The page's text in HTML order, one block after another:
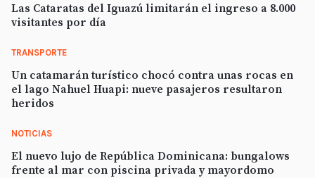
Las Cataratas del Iguazú limitarán el ingreso a 8.000
visitantes por día
TRANSPORTE
Un catamarán turístico chocó contra unas rocas en
el lago Nahuel Huapi: nueve pasajeros resultaron
heridos
NOTICIAS
El nuevo lujo de República Dominicana: bungalows
frente al mar con piscina privada y mayordomo